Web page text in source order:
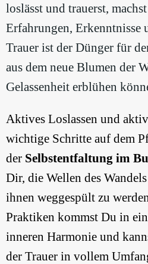
loslässt und trauerst,
Erfahrungen, Erkenntnisse
Trauer ist der Dünger für
aus dem neue Blumen der
Gelassenheit erblühen
Aktives Loslassen und
wichtige Schritte auf dem
der Selbstentfaltung im
Dir, die Wellen des
ihnen weggespült zu
Praktiken kommst Du in
inneren Harmonie und
der Trauer in vollem